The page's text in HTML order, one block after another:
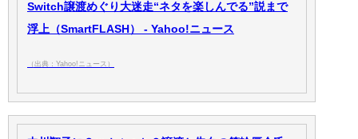
Switch譲渡めぐり大迷走“ネタを楽しんでる”説まで
浮上（SmartFLASH） - Yahoo!ニュース
（出典：Yahoo!ニュース）